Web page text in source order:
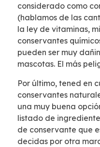
considerado como
(hablamos de las
la ley de vitaminas,
conservantes
pueden ser muy
mascotas. El más
Por último, tened en
conservantes
una muy buena
listado de
de conservante que
decidas por otra